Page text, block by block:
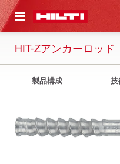
内容を表示
HIT-Zアンカーロッド
製品構成 技